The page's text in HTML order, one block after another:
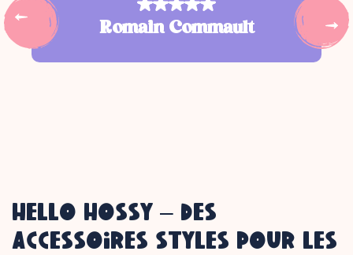
Note : 5
Romain Commault
HELLO HOSSY – DES
ACCESSOIRES STYLÉS POUR LES